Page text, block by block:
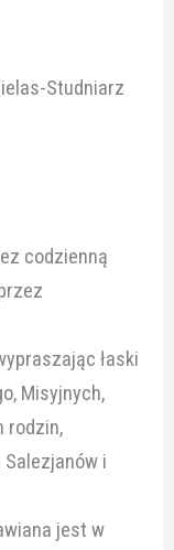
Studniarz
codzienną
łaski
Misyjnych,
rodzin,
i
jest w